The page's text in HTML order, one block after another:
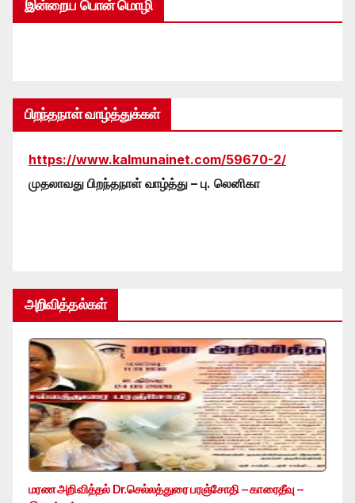
இன்றைய பொன் மொழி
பிறந்தநாள் வாழ்த்துக்கள்
https://www.kalmunainet.com/59670-2/
முதலாவது பிறந்தநாள் வாழ்த்து – பு. லெனிகா
அறிவித்தல்கள்
மரண அறிவித்தல் Dr.செல்லத்துரை பரஞ்சோதி – காரைதீவு –